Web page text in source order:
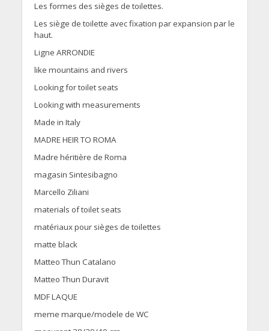
Les formes des sièges de toilettes.
Les siège de toilette avec fixation par expansion par le
haut.
Ligne ARRONDIE
like mountains and rivers
Looking for toilet seats
Looking with measurements
Made in Italy
MADRE HEIR TO ROMA
Madre héritière de Roma
magasin Sintesibagno
Marcello Ziliani
materials of toilet seats
matériaux pour sièges de toilettes
matte black
Matteo Thun Catalano
Matteo Thun Duravit
MDF LAQUE
meme marque/modele de WC